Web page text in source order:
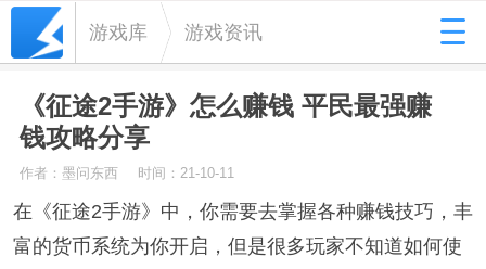
游戏库 游戏资讯
《征途2手游》怎么赚钱 平民最强赚
钱攻略分享
作者：墨问东西 时间：21-10-11
在《征途2手游》中，你需要去掌握各种赚钱技巧，丰
富的货币系统为你开启，但是很多玩家不知道如何使